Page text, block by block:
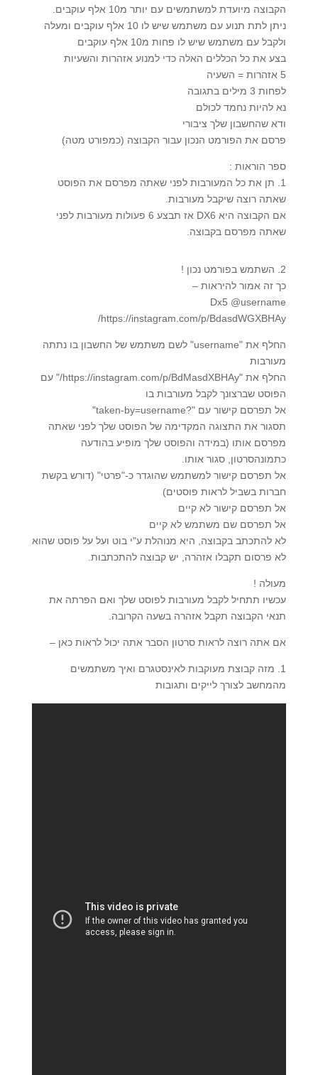
הקבוצה מיועדת למשתמשים עם יותר מ10 אלף עוקבים.
ניתן לתת תנוע עם משתמש שיש לו 10 אלף עוקבים ומעלה
ולקבל עם משתמש שיש לו פחות מ10 אלף עוקבים
בצע את כל הכללים האלה כדי למנוע אזהרות והשעיות
5 אזהרות = השעיה
לפחות 3 מילים בתגובה
נא להיות נחמד לכולם
ודא שהחשבון שלך ציבורי
פרסם את הפורמט הנכון עבור הקבוצה (כמפורט מטה)
ספר הוראות :
1. תן את כל המעורבות לפני שאתה מפרסם את הפוסט
שאתה רוצה שיקבל מעורבות.
אם הקבוצה היא DX6 אז תבצע 6 פעולות מעורבות לפני
שאתה מפרסם בקבוצה.
2. השתמש בפורמט נכון !
כך זה אמור להיראות –
Dx5 @username
https://instagram.com/p/BdasdWGXBHAy/
החלף את "username" לשם משתמש של החשבון בו נתתה
מעורבות
החלף את "https://instagram.com/p/BdMasdXBHAy/" עם
הפוסט שברצונך לקבל מעורבות בו
אל תפרסם קישור עם "?taken-by=username"
תסגור את התצוגה המקדימה של הפוסט שלך לפני שאתה
מפרסם אותו (במידה והפוסט שלך מופיע בהודעה
כתמונהסרטון, סגור אותו.
אל תפרסם קישור למשתמש שהוגדר כ-"פרטי" (דורש בקשת
חברות בשביל לראות פוסטים)
אל תפרסם קישור לא קיים
אל תפרסם שם משתמש לא קיים
לא להתכתב בקבוצה, היא מנוהלת ע"י בוט ועל על פוסט שהוא
לא פרסום תקבלו אזהרה, יש קבוצה להתכתבות.
מעולה !
עכשיו תתחיל לקבל מעורבות לפוסט שלך ואם הפרתה את
תנאי הקבוצה תקבל אזהרה בשעה הקרובה.
אם אתה רוצה לראות סרטון הסבר אתה יכול לראות כאן –
1. מזה קבוצת מעוקבות לאינסטגרם ואיך משתמשים
מהמחשב לצורך לייקים ותגובות